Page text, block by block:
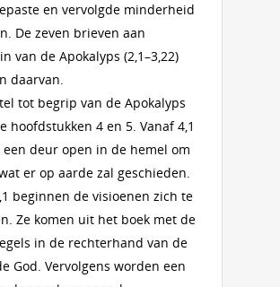
en vervolgde minderheid
De zeven brieven aan
van de Apokalyps (2,1–3,22)
daarvan.
tot begrip van de Apokalyps
hoofdstukken 4 en 5. Vanaf 4,1
deur open in de hemel om
er op aarde zal geschieden.
beginnen de visioenen zich te
Ze komen uit het boek met de
in de rechterhand van de
God. Vervolgens worden een